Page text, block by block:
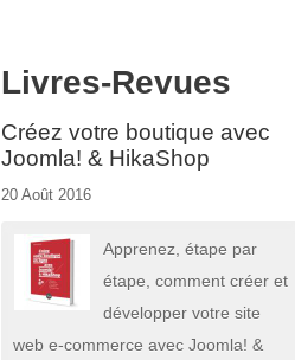
Livres-Revues
Créez votre boutique avec
Joomla! & HikaShop
20 Août 2016
Apprenez, étape par
étape, comment créer et
développer votre site
web e-commerce avec Joomla! &